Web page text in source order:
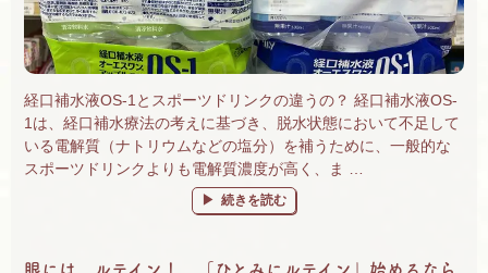
経口補水液OS-1とスポーツドリンクの違うの？ 経口補水液OS-
1は、経口補水療法の考えに基づき、脱水状態において不足して
いる電解質（ナトリウムなどの塩分）を補うために、一般的な
スポーツドリンクよりも電解質濃度が高く、ま …
“経口補水液とスポーツドリンクの違い。脱
続きを読む
眼には、ルテイン！ 「ひとみにルテイン」始めるなら